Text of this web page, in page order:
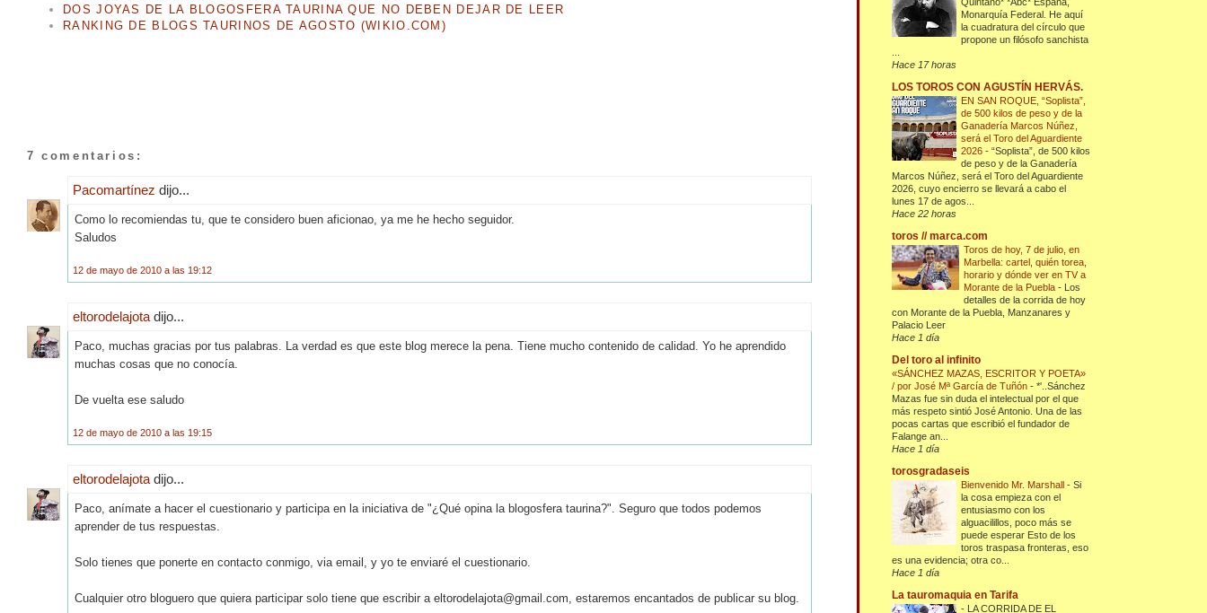
DOS JOYAS DE LA BLOGOSFERA TAURINA QUE NO DEBEN DEJAR DE LEER
RANKING DE BLOGS TAURINOS DE AGOSTO (WIKIO.COM)
7 comentarios:
Pacomartínez dijo...
Como lo recomiendas tu, que te considero buen aficionao, ya me he hecho seguidor.
Saludos
12 de mayo de 2010 a las 19:12
eltorodelajota dijo...
Paco, muchas gracias por tus palabras. La verdad es que este blog merece la pena. Tiene mucho contenido de calidad. Yo he aprendido
muchas cosas que no conocía.
De vuelta ese saludo
12 de mayo de 2010 a las 19:15
eltorodelajota dijo...
Paco, anímate a hacer el cuestionario y participa en la iniciativa de "¿Qué opina la blogosfera taurina?". Seguro que todos podemos
aprender de tus respuestas.
Solo tienes que ponerte en contacto conmigo, via email, y yo te enviaré el cuestionario.
Cualquier otro bloguero que quiera participar solo tiene que escribir a eltorodelajota@gmail.com, estaremos encantados de publicar su blog.
Monarquía Federal. He aquí
la cuadratura del círculo que
propone un filósofo sanchista
Hace 17 horas
LOS TOROS CON AGUSTÍN HERVÁS.
EN SAN ROQUE, “Soplista”,
de 500 kilos de peso y de la
Ganadería Marcos Núñez,
será el Toro del Aguardiente
2026-“Soplista”, de 500 kilos
de peso y de la Ganadería
Marcos Núñez, será el Toro del Aguardiente
2026, cuyo encierro se llevará a cabo el
lunes 17 de agos...
Hace 22 horas
toros // marca.com
Toros de hoy, 7 de julio, en
Marbella: cartel, quién torea,
horario y dónde ver en TV a
Morante de la Puebla- Los
detalles de la corrida de hoy
con Morante de la Puebla, Manzanares y
Palacio Leer
Hace 1 día
Del toro al infinito
«SÁNCHEZ MAZAS, ESCRITOR Y POETA»
/ por José Mª García de Tuñón-*'..Sánchez
Mazas fue sin duda el intelectual por el que
más respeto sintió José Antonio. Una de las
pocas cartas que escribió el fundador de
Falange an...
Hace 1 día
torosgradaseis
Bienvenido Mr. Marshall-Si
la cosa empieza con el
entusiasmo con los
alguacilillos, poco más se
puede esperar Esto de los
toros traspasa fronteras, eso
es una evidencia; otra co...
Hace 1 día
La tauromaquia en Tarifa
- LA CORRIDA DE EL